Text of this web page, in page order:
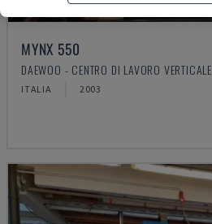
MYNX 550
DAEWOO - CENTRO DI LAVORO VERTICALE
ITALIA 2003